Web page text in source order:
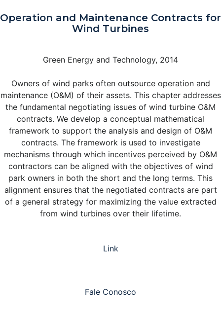
Operation and Maintenance Contracts for
Wind Turbines
Green Energy and Technology, 2014
Owners of wind parks often outsource operation and
maintenance (O&M) of their assets. This chapter addresses
the fundamental negotiating issues of wind turbine O&M
contracts. We develop a conceptual mathematical
framework to support the analysis and design of O&M
contracts. The framework is used to investigate
mechanisms through which incentives perceived by O&M
contractors can be aligned with the objectives of wind
park owners in both the short and the long terms. This
alignment ensures that the negotiated contracts are part
of a general strategy for maximizing the value extracted
from wind turbines over their lifetime.
Link
Fale Conosco